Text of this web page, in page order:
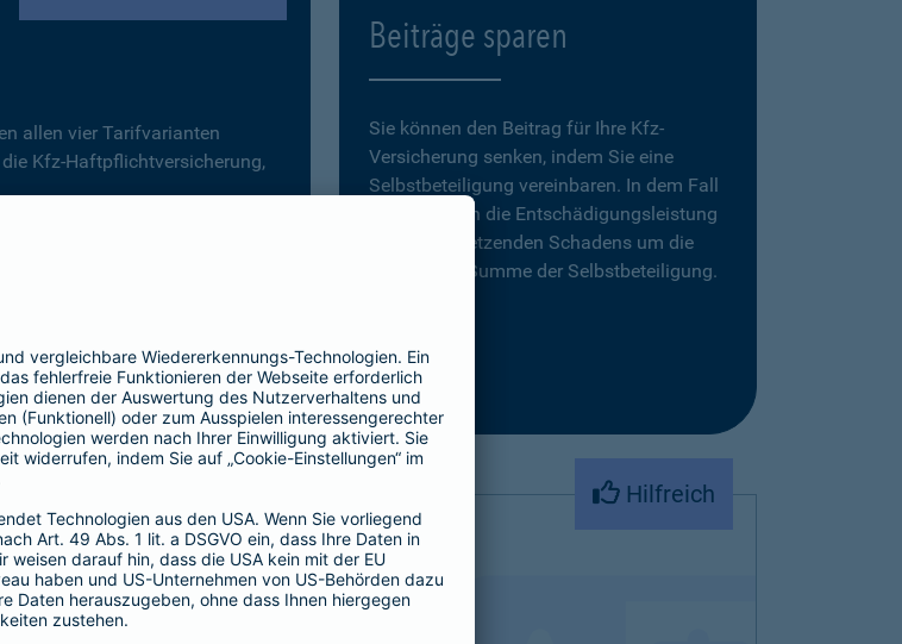
allen vier Tarifvarianten
Kfz-Haftpflichtversicherung,
gilt immer der
vereinbart, deckt diese –
Leistungen der
Beiträge sparen
Sie können den Beitrag für Ihre Kfz-
Versicherung senken, indem Sie eine
Selbstbeteiligung vereinbaren. In dem Fall
reduziert sich die Entschädigungsleistung
eines zu ersetzenden Schadens um die
vereinbarte Summe der Selbstbeteiligung.
Hilfreich